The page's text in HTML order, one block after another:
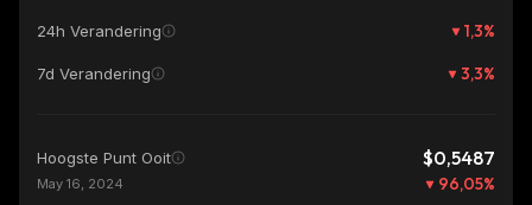
24h Verandering 1,3%
7d Verandering 3,3%
Hoogste Punt Ooit $0,5487
May 16, 2024 96,05%